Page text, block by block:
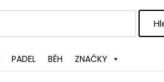
PADEL BĚH ZNAČKY